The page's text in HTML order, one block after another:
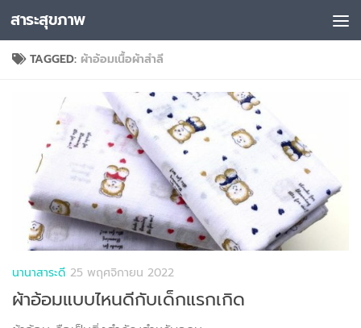
Skip to content
สาระสุขภาพ
TAGGED: ผ้าอ้อมเนื้อผ้าสำลี
นานาสาระดี 25 พฤศจิกายน 2022
ผ้าอ้อมแบบไหนดีกับเด็กแรกเกิด